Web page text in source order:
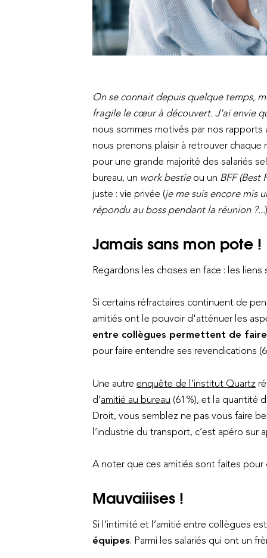
On se connait depuis quelque temps,
fragile le cœur à découvert. J'ai envie
nous sommes motivés par nos
nous prenons plaisir à retrouver chaque
pour une grande majorité des salariés
bureau, un work bestieou un BFF (Best
juste : vie privée (je me suis encore mis
répondu au boss pendant la réunion ?...
Jamais sans mon pote !
Regardons les choses en face : les
Si certains réfractaires continuent de
amitiés ont le pouvoir d'atténuer les
entre collègues permettent de
pour faire entendre ses revendications
Une autre enquête de l’institut Quartz
d’amitié au bureau (61%), et la quantité
Droit, vous semblez ne pas vous faire
l’industrie du transport, c’est apéro sur
A noter que ces amitiés sont faites
Mauvaiiises !
Si l’intimité et l’amitié entre collègues
équipes. Parmi les salariés qui ont un